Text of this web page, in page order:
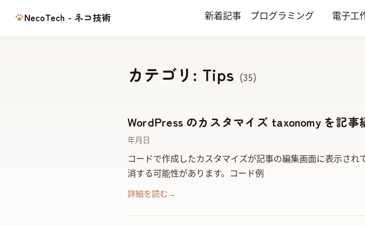
NecoTech - ネコ技術 新着記事 プログラミング 電子工
カテゴリ: Tips (35)
WordPress のカスタマイズ taxonomy を記事
2022年3月13日
コードで作成したカスタマイズ taxonomy が記事の編集画面に表
消する可能性があります。 ‘show_in_rest’ => true, コード例 $args = array( ‘hierarchical’ => false, ‘labels’ => $pickup…
詳細を読む →